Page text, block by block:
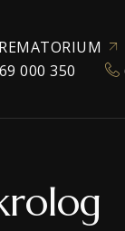
000 350